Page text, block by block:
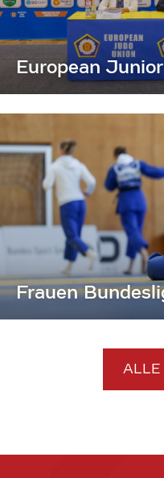
European
Frauen
ALLE